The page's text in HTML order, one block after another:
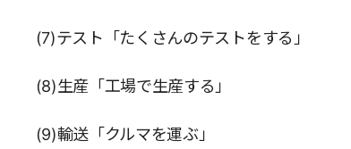
(7)テスト「たくさんのテストをする」
(8)生産「工場で生産する」
(9)輸送「クルマを運ぶ」